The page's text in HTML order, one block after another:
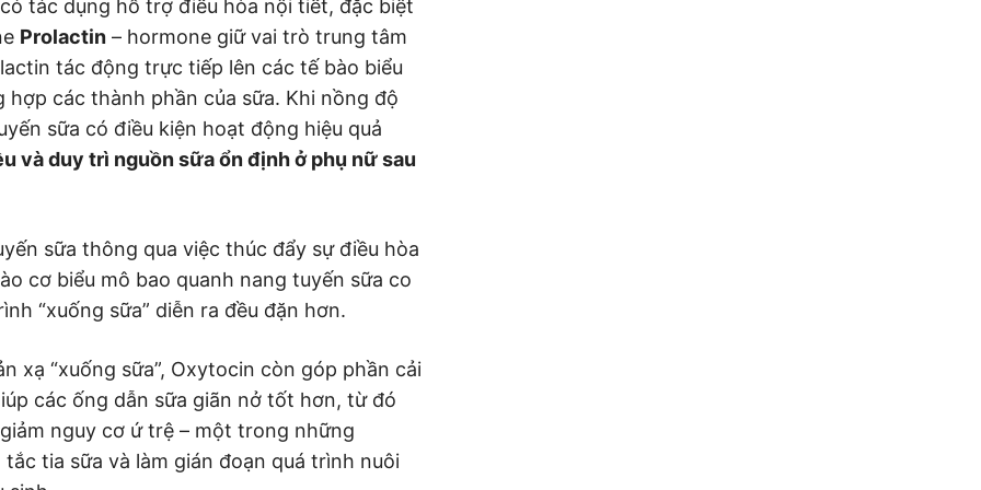
tác dụng hỗ trợ điều hòa nội tiết, đặc biệt
Prolactin – hormone giữ vai trò trung tâm
tác động trực tiếp lên các tế bào biểu
các thành phần của sữa. Khi nồng độ
sữa có điều kiện hoạt động hiệu quả
và duy trì nguồn sữa ổn định ở phụ nữ sau
sữa thông qua việc thúc đẩy sự điều hòa
cơ biểu mô bao quanh nang tuyến sữa co
“xuống sữa” diễn ra đều đặn hơn.
xạ “xuống sữa”, Oxytocin còn góp phần cải
các ống dẫn sữa giãn nở tốt hơn, từ đó
nguy cơ ứ trệ – một trong những
tia sữa và làm gián đoạn quá trình nuôi